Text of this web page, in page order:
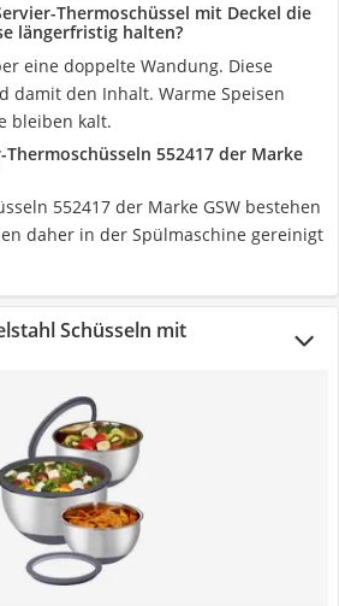
Thermoschüssel mit Deckel die
längerfristig halten?
eine doppelte Wandung. Diese
damit den Inhalt. Warme Speisen
bleiben kalt.
552417 der Marke
552417 der Marke GSW bestehen
daher in der Spülmaschine gereinigt
Schüsseln mit